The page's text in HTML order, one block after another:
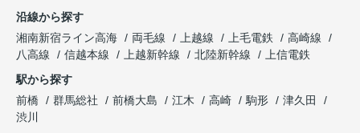
沿線から探す
湘南新宿ライン高海
両毛線 上越線 上毛電鉄
高崎線
八高線
信越本線 上越新幹線 北陸新幹線
上信電鉄
駅から探す
前橋
群馬総社 前橋大島 江木 高崎 駒形
津久田
渋川